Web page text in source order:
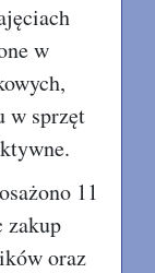
w
w sprzęt
11
zakup
oraz